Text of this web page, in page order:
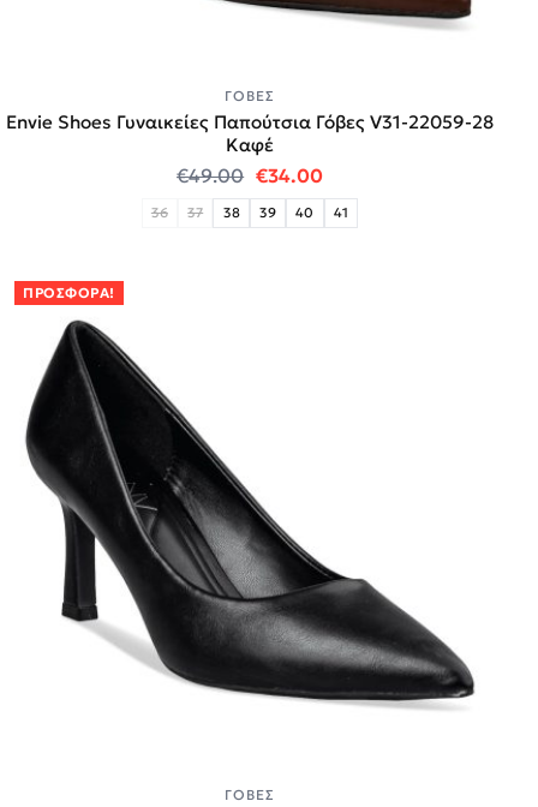
ΓΌΒΕΣ
Envie Shoes Γυναικείες Παπούτσια Γόβες V31-22059-28
Καφέ
€49.00 Original price was: €49.00.
€34.00Η τρέχουσα τιμή
36 37 38 39 40 41
ΠΡΟΣΦΟΡΆ!
ΓΌΒΕΣ